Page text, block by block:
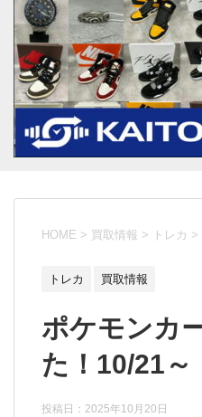
HOME > 買取情報 > トレカ >
トレカ 買取情報
ポケモンカ
た！10/21～
投稿日： 2025年10月20日